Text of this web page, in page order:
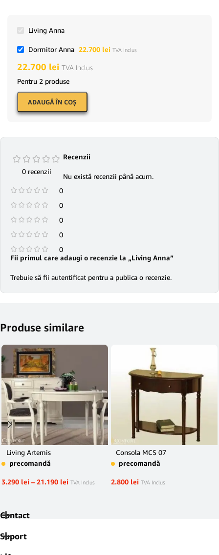
Living Anna
Dormitor Anna 22.700 lei TVA Inclus
22.700 lei TVA Inclus
Pentru 2 produse
ADAUGĂ ÎN COŞ
0 recenzii
0
0
0
0
0
Recenzii
Nu există recenzii până acum.
Fii primul care adaugi o recenzie la „Living Anna”
Trebuie să fii autentificat pentru a publica o recenzie.
Produse similare
Living Artemis
precomandă
3.290 lei – 21.190 lei TVA Inclus
Consola MCS 07
precomandă
2.800 lei TVA Inclus
Contact
Suport